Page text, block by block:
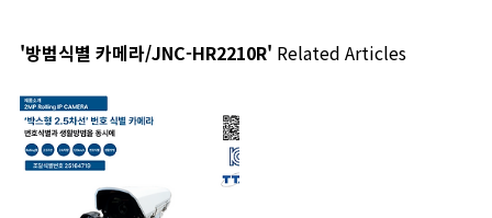
'방범식별 카메라/JNC-HR2210R' Related Articles